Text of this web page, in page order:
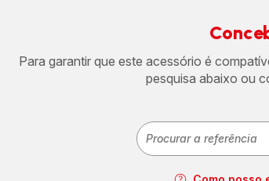
Para garantir que este acessório é
pesquisa abaixo ou